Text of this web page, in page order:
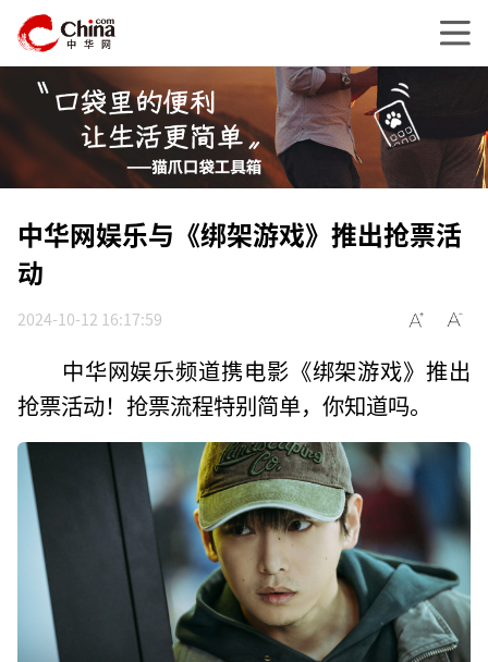
中华网娱乐与《绑架游戏》推出抢票活
动
2024-10-12 16:17:59
中华网娱乐频道携电影《绑架游戏》推出
抢票活动！抢票流程特别简单，你知道吗。